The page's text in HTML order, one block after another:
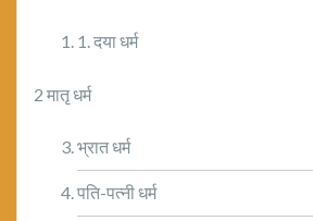
1. दया धर्म
2 मातृ धर्म
भ्रात धर्म
पति-पत्नी धर्म